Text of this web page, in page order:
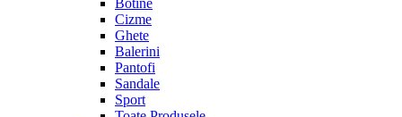
Botine
Cizme
Ghete
Balerini
Pantofi
Sandale
Sport